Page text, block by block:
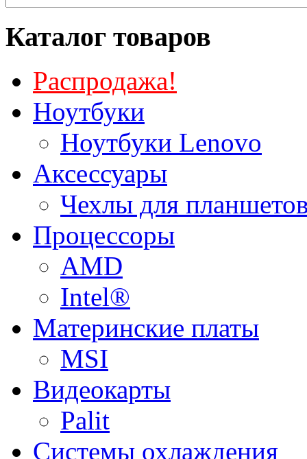
Каталог товаров
Распродажа!
Ноутбуки
Ноутбуки Lenovo
Аксессуары
Чехлы для
Процессоры
AMD
Intel®
Материнские платы
MSI
Видеокарты
Palit
Системы охлаждения